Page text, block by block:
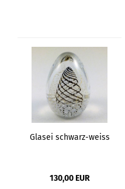
Glasei schwarz-weiss
130,00 EUR